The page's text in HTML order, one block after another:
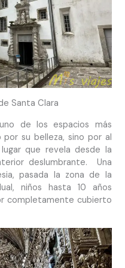
Santa Clara
de los espacios más
su belleza, sino por al
que revela desde la
deslumbrante. Una
pasada la zona de la
niños hasta 10 años
completamente cubierto